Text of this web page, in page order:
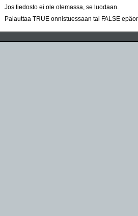
Jos tiedosto ei ole olemassa, se luodaan.
Palauttaa TRUE onnistuessaan tai FALSE